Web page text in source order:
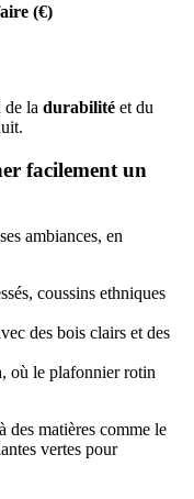
(€)
de la durabilité et du
facilement un
ambiances, en
coussins ethniques
des bois clairs et des
, où le plafonnier rotin
des matières comme le
vertes pour